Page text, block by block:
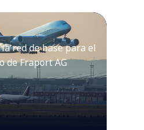
red de base para el
de Fraport AG